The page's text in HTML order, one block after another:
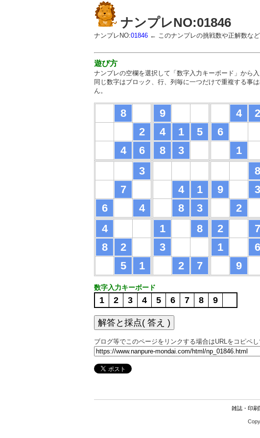
ナンプレNO:01846
ナンプレNO:01846 ← このナンプレの挑戦数や正解数など
遊び方
ナンプレの空欄を選択して「数字入力キーボード」から
同じ数字はブロック、行、列毎に一つだけで重複する事
ん。
8
2
4
6
9
4
1
5
8
3
4
2
6
1
3
7
6
4
4
1
8
3
8
9
3
2
4
8
2
5
1
1
8
3
2
7
2
7
1
6
9
数字入力キーボード
1 2 3 4 5 6 7 8 9
ブログ等でこのページをリンクする場合はURLをコピペし
雑誌・印刷